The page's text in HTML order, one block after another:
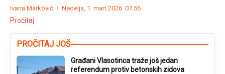
Ivana Marković Nedelja, 1. mart 2026. 07:56
Pročitaj
PROČITAJ JOŠ
Građani Vlasotinca traže još jedan
referendum protiv betonskih zidova